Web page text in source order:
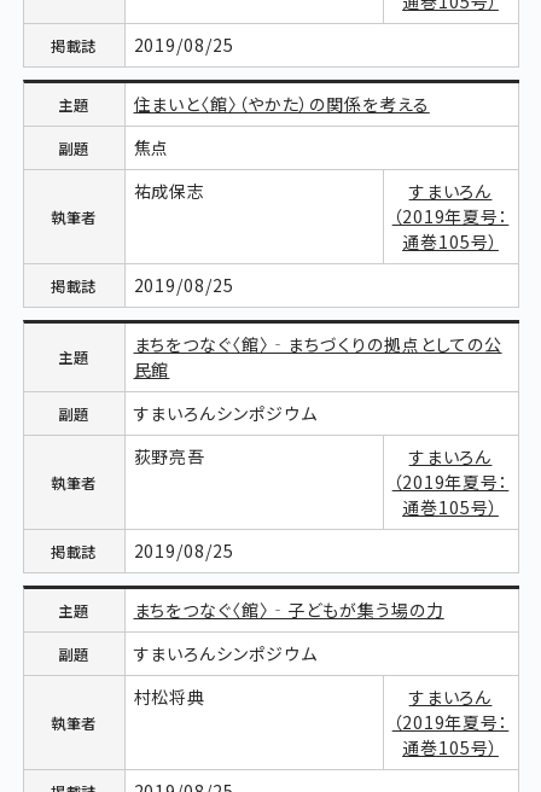
2019/08/25
住まいと〈館〉（やかた）の関係を考える
焦点
祐成保志
すまいろん
（2019年夏号：
通巻105号）
2019/08/25
まちをつなぐ〈館〉‐まちづくりの拠点としての公
民館
すまいろんシンポジウム
荻野亮吾
すまいろん
（2019年夏号：
通巻105号）
2019/08/25
まちをつなぐ〈館〉‐子どもが集う場の力
すまいろんシンポジウム
村松将典
すまいろん
（2019年夏号：
通巻105号）